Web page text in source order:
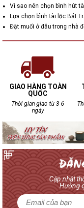
Vì sao nên chọn bình hút
Lựa chọn bình tài lộc Bát
Đặt muối ở đâu trong nhà
GIAO HÀNG TOÀN
QUỐC
Thời gian giao từ 3-6
ngày
Cập nhật
Hưởng